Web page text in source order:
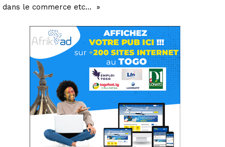
dans le commerce etc… »